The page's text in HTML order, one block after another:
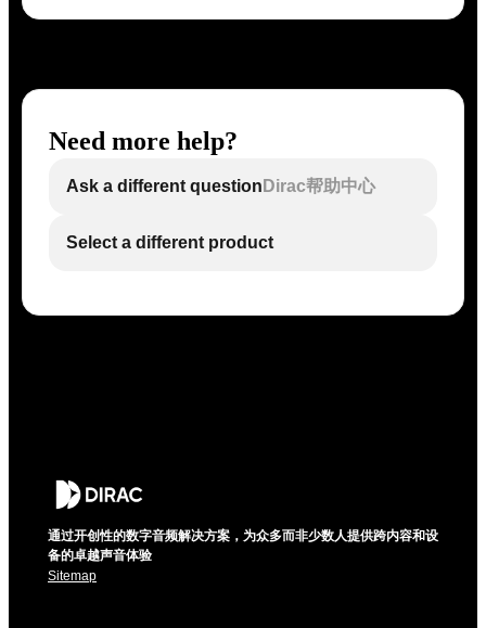
Need more help?
Ask a different question Dirac帮助中心
Select a different product
通过开创性的数字音频解决方案，为众多而非少数人提供跨内容和设
备的卓越声音体验
Sitemap